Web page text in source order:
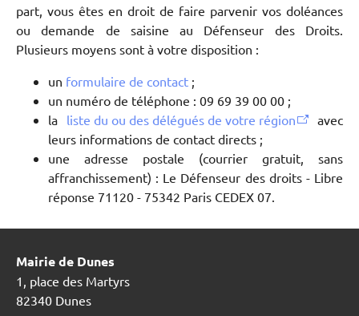
part, vous êtes en droit de faire parvenir vos doléances
ou demande de saisine au Défenseur des Droits.
Plusieurs moyens sont à votre disposition :
un formulaire de contact ;
un numéro de téléphone : 09 69 39 00 00 ;
la liste du ou des délégués de votre région
avec
leurs informations de contact directs ;
une adresse postale (courrier gratuit, sans
affranchissement) : Le Défenseur des droits - Libre
réponse 71120 - 75342 Paris CEDEX 07.
Mairie de Dunes
1, place des Martyrs
82340 Dunes